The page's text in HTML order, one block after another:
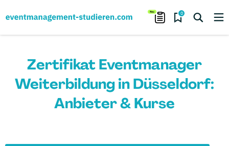
0
Zertifikat Eventmanager
Weiterbildung in Düsseldorf:
Anbieter & Kurse